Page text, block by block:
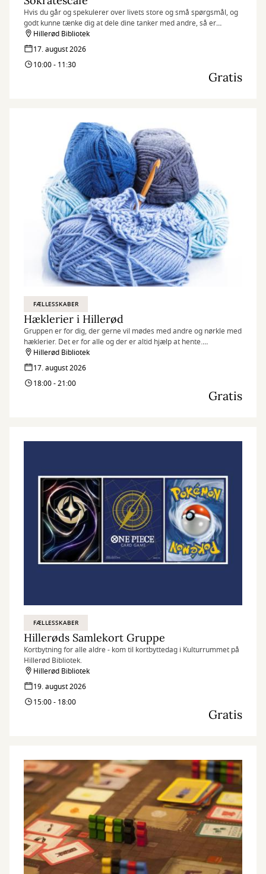
Hvis du går og spekulerer over livets store og små spørgsmål, og
godt kunne tænke dig at dele dine tanker med andre, så er
Sokratescaféen lige noget for dig.
Hillerød Bibliotek
17. august 2026
10:00 - 11:30
Gratis
FÆLLESSKABER
Hæklerier i Hillerød
Gruppen er for dig, der gerne vil mødes med andre og nørkle med
hæklerier. Det er for alle og der er altid hjælp at hente.
Kig endelig forbi! :)
Hillerød Bibliotek
17. august 2026
18:00 - 21:00
Gratis
FÆLLESSKABER
Hillerøds Samlekort Gruppe
Kortbytning for alle aldre - kom til kortbyttedag i Kulturrummet på
Hillerød Bibliotek.
Hillerød Bibliotek
19. august 2026
15:00 - 18:00
Gratis